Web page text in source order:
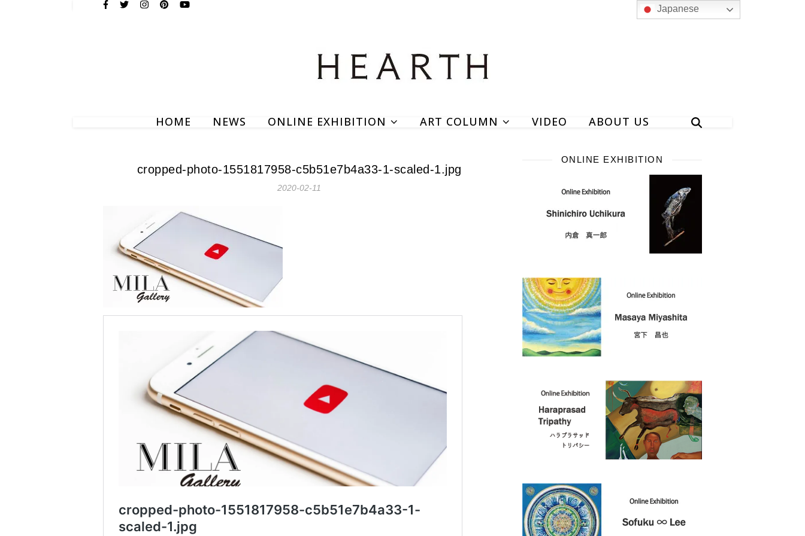
HOME NEWS ONLINE EXHIBITION ART COLUMN VIDEO ABOUT US
cropped-photo-1551817958-c5b51e7b4a33-1-scaled-1.jpg
2020-02-11
ONLINE EXHIBITION
Japanese